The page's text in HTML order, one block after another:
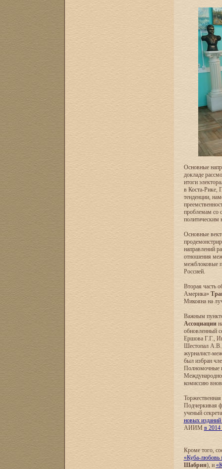
Основные
докладе
итоги
в Коста-Рике,
тенденции,
проблемам со
политическим
Основные
направлений
отношения
межблоковые
Россией.
Вторая часть
Америка»
Микояна на
Важным
Ассоциации
обновленный
Ершова Г.Г.,
Шестопал
журналист-
был избран
Полномочные
комиссию
Подчеркивая
ученый
новых изданий
АИИМ в 2014
Кроме того,
«Куба-
Шабрин), и